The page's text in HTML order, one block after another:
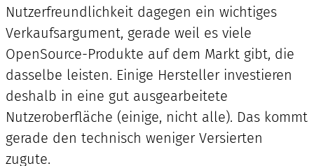
Nutzerfreundlichkeit dagegen ein wichtiges
Verkaufsargument, gerade weil es viele
OpenSource-Produkte auf dem Markt gibt, die
dasselbe leisten. Einige Hersteller investieren
deshalb in eine gut ausgearbeitete
Nutzeroberfläche (einige, nicht alle). Das kommt
gerade den technisch weniger Versierten
zugute.